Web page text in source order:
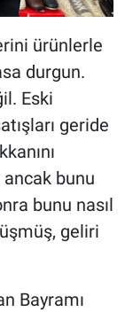
ürünlerle
durgun.
Eski
geride
bunu
bunu nasıl
geliri
Bayramı